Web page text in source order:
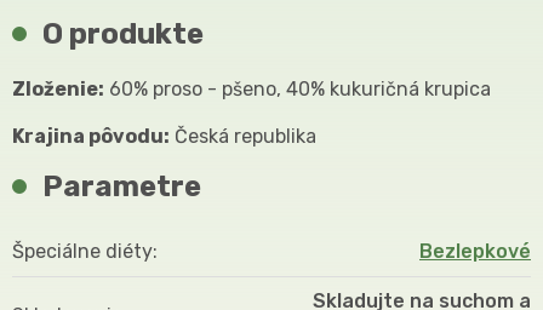
O produkte
Zloženie: 60% proso - pšeno, 40% kukuričná krupica
Krajina pôvodu: Česká republika
Parametre
Špeciálne diéty Bezlepkové
Skladujte na suchom a